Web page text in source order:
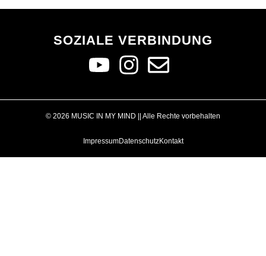
SOZIALE VERBINDUNG
© 2026 MUSIC IN MY MIND || Alle Rechte vorbehalten
ImpressumDatenschutzKontakt